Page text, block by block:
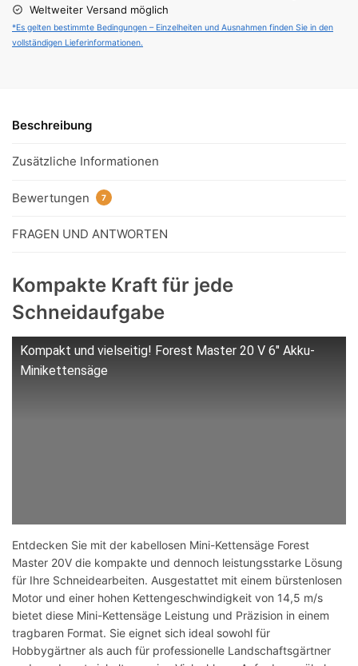
Weltweiter Versand möglich
*Es gelten bestimmte Bedingungen – Einzelheiten und Ausnahmen finden Sie in den
vollständigen Lieferinformationen.
Beschreibung
Zusätzliche Informationen
Bewertungen 7
FRAGEN UND ANTWORTEN
Kompakte Kraft für jede
Schneidaufgabe
Kompakt und vielseitig! Forest Master 20 V 6" Akku-
Minikettensäge
Entdecken Sie mit der kabellosen Mini-Kettensäge Forest
Master 20V die kompakte und dennoch leistungsstarke Lösung
für Ihre Schneidearbeiten. Ausgestattet mit einem bürstenlosen
Motor und einer hohen Kettengeschwindigkeit von 14,5 m/s
bietet diese Mini-Kettensäge Leistung und Präzision in einem
tragbaren Format. Sie eignet sich ideal sowohl für
Hobbygärtner als auch für professionelle Landschaftsgärtner